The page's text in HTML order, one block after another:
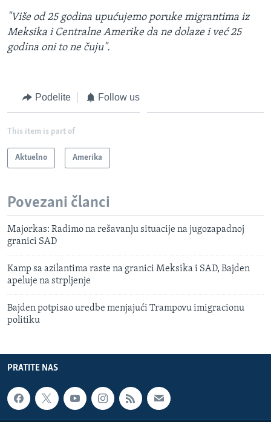
"Više od 25 godina upućujemo poruke migrantima iz
Meksika i Centralne Amerike da ne dolaze i već 25
godina oni to ne čuju".
Podelite Follow us
This item is part of
Aktuelno Amerika
Povezani članci
Majorkas: Radimo na rešavanju situacije na jugozapadnoj
granici SAD
Kamp sa azilantima raste na granici Meksika i SAD, Bajden
apeluje na strpljenje
Bajden potpisao uredbe menjajući Trampovu imigracionu
politiku
PRATITE NAS